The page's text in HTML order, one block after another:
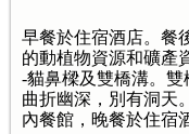
早餐於住宿酒店。餐
的動植物資源和礦產
-貓鼻樑及雙橋溝。雙
曲折幽深，別有洞天
內餐館，晚餐於住宿